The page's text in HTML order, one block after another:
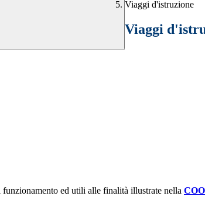
Viaggi d'istruzione
Viaggi
ed utili alle finalità illustrate nella